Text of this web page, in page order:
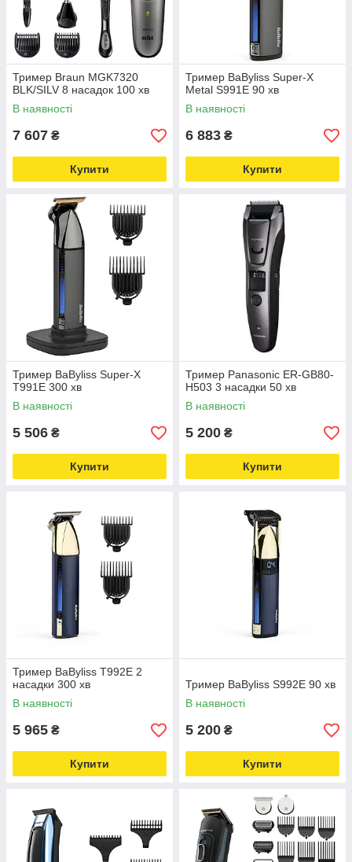
Тример Braun MGK7320
BLK/SILV 8 насадок 100 хв
В наявності
7 607 ₴
Купити
Тример BaByliss Super-X
Metal S991E 90 хв
В наявності
6 883 ₴
Купити
Тример BaByliss Super-X
T991E 300 хв
В наявності
5 506 ₴
Купити
Тример Panasonic ER-GB80-
H503 3 насадки 50 хв
В наявності
5 200 ₴
Купити
Тример BaByliss T992E 2
насадки 300 хв
В наявності
5 965 ₴
Купити
Тример BaByliss S992E 90 хв
В наявності
5 200 ₴
Купити